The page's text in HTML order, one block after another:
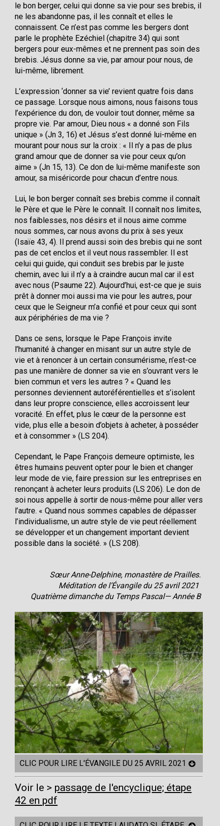
le bon berger, celui qui donne sa vie pour ses brebis, il
ne les abandonne pas, il les connaît et elles le
connaissent. Ce n’est pas comme les bergers dont
parle le prophète Ezéchiel (chapitre 34) qui sont
bergers pour eux-mêmes et ne prennent pas soin des
brebis. Jésus donne sa vie, par amour pour nous, de
lui-même, librement.
L’expression ‘donner sa vie’ revient quatre fois dans
ce passage. Lorsque nous aimons, nous faisons tous
l’expérience du don, de vouloir tout donner, même sa
propre vie. Par amour, Dieu nous « a donné son Fils
unique » (Jn 3, 16) et Jésus s’est donné lui-même en
mourant pour nous sur la croix : « Il n’y a pas de plus
grand amour que de donner sa vie pour ceux qu’on
aime » (Jn 15, 13). Ce don de lui-même manifeste son
amour, sa miséricorde pour chacun d’entre nous.
Lui, le bon berger connaît ses brebis comme il connaît
le Père et que le Père le connaît. Il connaît nos limites,
nos faiblesses, nos désirs et il nous aime comme
nous sommes, car nous avons du prix à ses yeux
(Isaïe 43, 4). Il prend aussi soin des brebis qui ne sont
pas de cet enclos et il veut nous rassembler. Il est
celui qui guide, qui conduit ses brebis par le juste
chemin, avec lui il n’y a à craindre aucun mal car il est
avec nous (Psaume 22). Aujourd’hui, est-ce que je suis
prêt à donner moi aussi ma vie pour les autres, pour
ceux que le Seigneur m’a confié et pour ceux qui sont
aux périphéries de ma vie ?
Dans ce sens, lorsque le Pape François invite
l’humanité à changer en misant sur un autre style de
vie et à renoncer à un certain consumérisme, n’est-ce
pas une manière de donner sa vie en s’ouvrant vers le
bien commun et vers les autres ? « Quand les
personnes deviennent autoréférentielles et s’isolent
dans leur propre conscience, elles accroissent leur
voracité. En effet, plus le cœur de la personne est
vide, plus elle a besoin d’objets à acheter, à posséder
et à consommer » (LS 204).
Cependant, le Pape François demeure optimiste, les
êtres humains peuvent opter pour le bien et changer
leur mode de vie, faire pression sur les entreprises en
renonçant à acheter leurs produits (LS 206). Le don de
soi nous appelle à sortir de nous-même pour aller vers
l’autre. « Quand nous sommes capables de dépasser
l’individualisme, un autre style de vie peut réellement
se développer et un changement important devient
possible dans la société. » (LS 208).
Sœur Anne-Delphine, monastère de Prailles.
Méditation de l’Évangile du 25 avril 2021
Quatrième dimanche du Temps Pascal— Année B
CLIC POUR LIRE L'ÉVANGILE DU 25 AVRIL 2021
Voir le
passage de l'encyclique; étape
42 en pdf